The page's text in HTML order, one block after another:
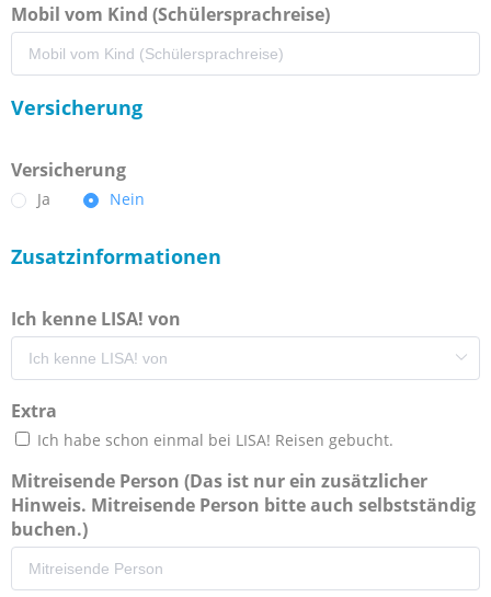
Mobil vom Kind (Schülersprachreise)
Versicherung
Versicherung
Ja Nein
Zusatzinformationen
Ich kenne LISA! von
Extra
Ich habe schon einmal bei LISA! Reisen gebucht.
Mitreisende Person (Das ist nur ein zusätzlicher
Hinweis. Mitreisende Person bitte auch selbstständig
buchen.)